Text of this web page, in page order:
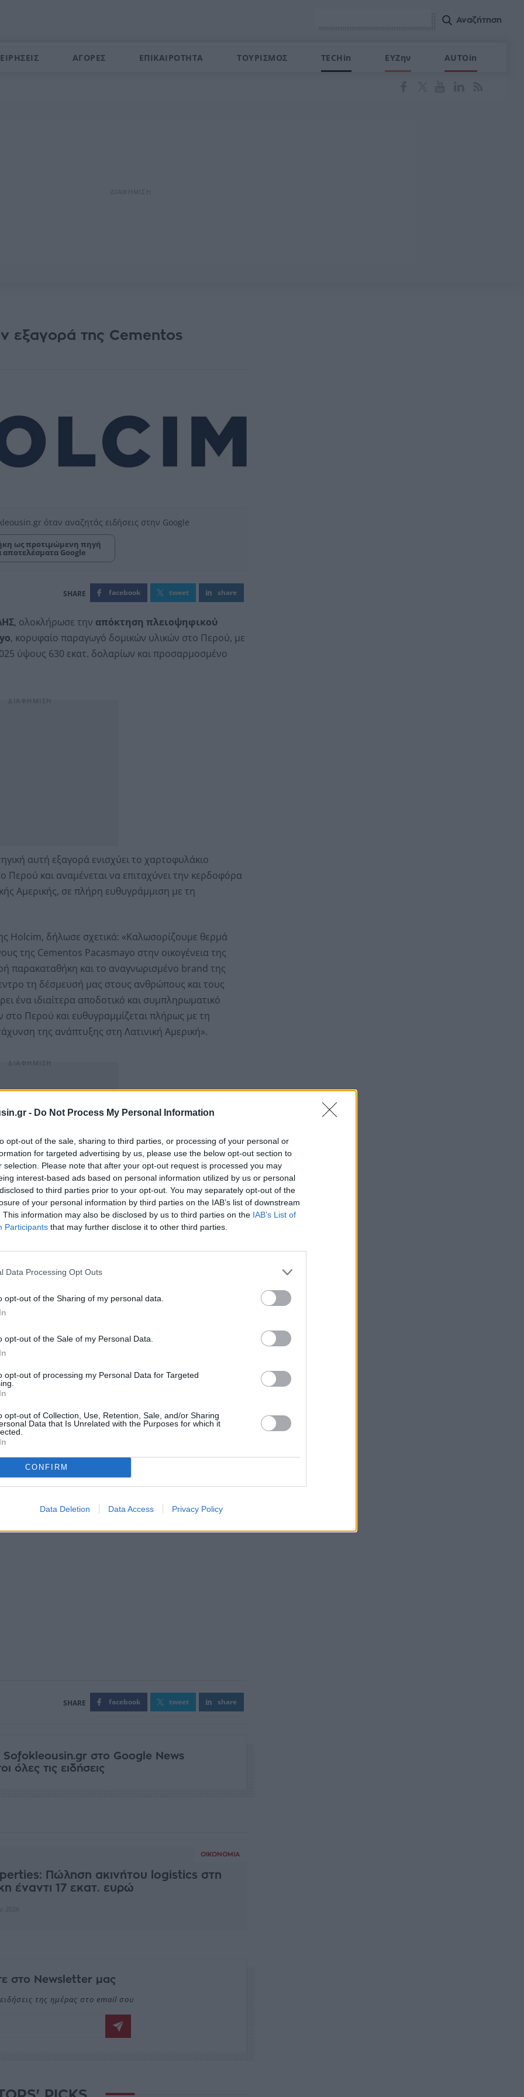
- Do Not Process My Personal Information
opt-out of the sale, sharing to third parties, or processing of your personal or
for targeted advertising by us, please use the below opt-out section to
selection. Please note that after your opt-out request is processed you may
interest-based ads based on personal information utilized by us or personal
to third parties prior to your opt-out. You may separately opt-out of the
of your personal information by third parties on the IAB’s list of downstream
This information may also be disclosed by us to third parties on the IAB’s List of
Participants that may further disclose it to other third parties.
Data Processing Opt Outs
opt-out of the Sharing of my personal data.
opt-out of the Sale of my Personal Data.
opt-out of processing my Personal Data for Targeted
opt-out of Collection, Use, Retention, Sale, and/or Sharing
Data that Is Unrelated with the Purposes for which it
CONFIRM
Data Deletion Data Access Privacy Policy
ΑΓΟΡΕΣ ΕΠΙΚΑΙΡΟΤΗΤΑ ΤΟΥΡΙΣΜΟΣ TECHin ΕΥΖην AUTOin
εξαγορά της Cementos
όταν αναζητάς ειδήσεις στην Google
ως προτιμώμενη πηγή
αποτελέσματα Google
facebook tweet share
, ολοκλήρωσε την απόκτηση πλειοψηφικού
, κορυφαίο παραγωγό δομικών υλικών στο Περού, με
ύψους 630 εκατ. δολαρίων και προσαρμοσμένο
αυτή εξαγορά ενισχύει το χαρτοφυλάκιο
Περού και αναμένεται να επιταχύνει την κερδοφόρα
Αμερικής, σε πλήρη ευθυγράμμιση με τη
Holcim, δήλωσε σχετικά: «Καλωσορίζουμε θερμά
της Cementos Pacasmayo στην οικογένεια της
παρακαταθήκη και το αναγνωρισμένο brand της
τη δέσμευσή μας στους ανθρώπους και τους
ένα ιδιαίτερα αποδοτικό και συμπληρωματικό
Περού και ευθυγραμμίζεται πλήρως με τη
της ανάπτυξης στη Λατινική Αμερική».
EBITDA 7,1x για το 2025, μετά από
δολαρίων σε ετήσια βάση έως το τρίτο έτος. Η
μετοχή (EPS) και τις ελεύθερες ταμειακές ροές
επί του επενδεδυμένου κεφαλαίου (ROIC) από το
για την απόκτηση επιπλέον μετοχών της
facebook tweet share
Sofokleousin.gr στο Google News
όλες τις ειδήσεις
ΟΙΚΟΝΟΜΊΑ
Πώληση ακινήτου logistics στη
έναντι 17 εκατ. ευρώ
στο Newsletter μας
της ημέρας στο email σου